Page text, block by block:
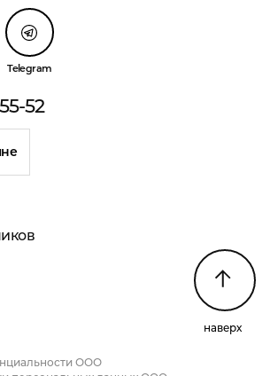
Telegram
52
наверх
ООО